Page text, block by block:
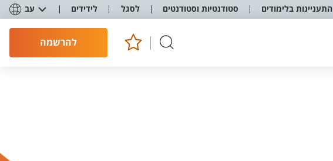
התעניינות בלימודים סטודנטיות וסטודנטים לסגל לידידים עב
להרשמה